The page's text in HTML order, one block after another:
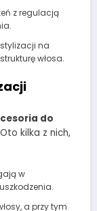
z regulacją
na
włosa.
do
kilka z nich,
w
a przy tym